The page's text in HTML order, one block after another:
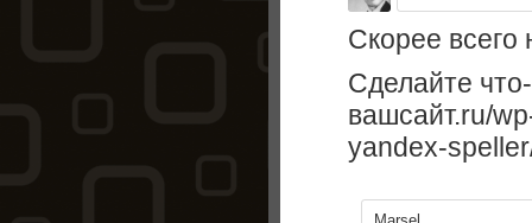
Скорее всего
Сделайте
вашсайт.ru/
yandex-